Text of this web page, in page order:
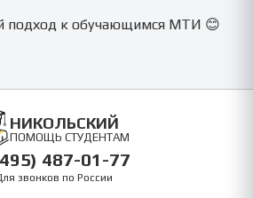
подход к обучающимся МТИ 😊
НИКОЛЬСКИЙ
ПОМОЩЬ СТУДЕНТАМ
487-01-77
звонков по России